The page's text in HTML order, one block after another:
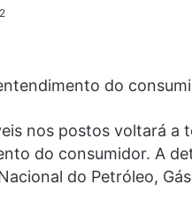
do
nos postos voltará a
do consumidor. A
do Petróleo,